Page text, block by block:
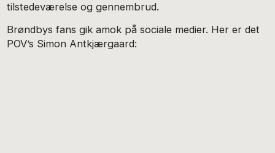
tilstedeværelse og gennembrud.
Brøndbys fans gik amok på sociale medier. Her er det
POV’s Simon Antkjærgaard: